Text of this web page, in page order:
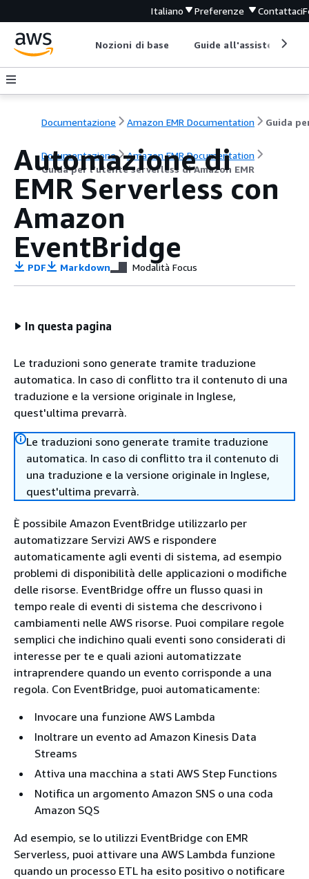
Italiano Preferenze Contattaci
Nozioni di base Guide all'assistenza
Documentazione Amazon EMR Documentation
Documentazione
Amazon EMR Documentation
Guida per l'utente serverless di Amazon EMR
Automazione di
EMR Serverless con
Amazon
EventBridge
PDF Markdown Modalità Focus
In questa pagina
Le traduzioni sono generate tramite traduzione
automatica. In caso di conflitto tra il contenuto di una
traduzione e la versione originale in Inglese,
quest'ultima prevarrà.
Le traduzioni sono generate tramite traduzione
automatica. In caso di conflitto tra il contenuto di
una traduzione e la versione originale in Inglese,
quest'ultima prevarrà.
È possibile Amazon EventBridge utilizzarlo per
automatizzare Servizi AWS e rispondere
automaticamente agli eventi di sistema, ad esempio
problemi di disponibilità delle applicazioni o modifiche
delle risorse. EventBridge offre un flusso quasi in
tempo reale di eventi di sistema che descrivono i
cambiamenti nelle AWS risorse. Puoi compilare regole
semplici che indichino quali eventi sono considerati di
interesse per te e quali azioni automatizzate
intraprendere quando un evento corrisponde a una
regola. Con EventBridge, puoi automaticamente:
Invocare una funzione AWS Lambda
Inoltrare un evento ad Amazon Kinesis Data
Streams
Attiva una macchina a stati AWS Step Functions
Notifica un argomento Amazon SNS o una coda
Amazon SQS
Ad esempio, se lo utilizzi EventBridge con EMR
Serverless, puoi attivare una AWS Lambda funzione
quando un processo ETL ha esito positivo o notificare